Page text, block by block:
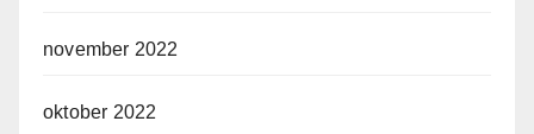
november 2022
oktober 2022